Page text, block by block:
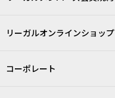
リーガルオンラインショップ
コーポレート